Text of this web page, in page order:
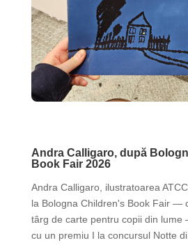
Andra Calligaro, după
Book Fair 2026
Andra Calligaro, ilustratoarea
la Bologna Children's Book Fair —
târg de carte pentru copii din
cu un premiu I la concursul Notte